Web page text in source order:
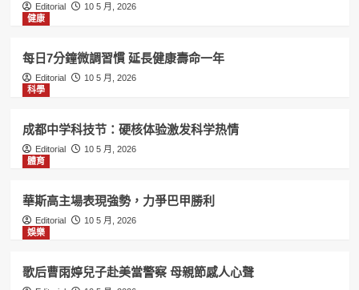
Editorial
10 5 月, 2026
健康
每日7分鐘微調習慣 延長健康壽命一年
Editorial
10 5 月, 2026
科學
成都中学科技节：硬核体验激发科学热情
Editorial
10 5 月, 2026
體育
華斯高主場表現強勢，力爭巴甲勝利
Editorial
10 5 月, 2026
娛樂
歌后曹雨婷兒子赴美當警察 母親節感人心聲